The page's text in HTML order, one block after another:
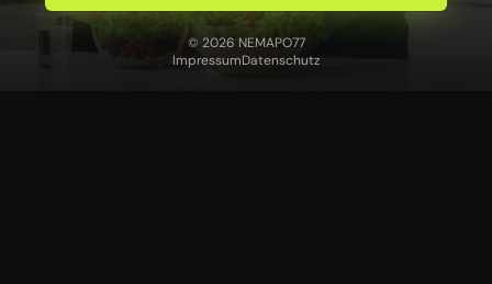
© 2026 NEMAPO77
ImpressumDatenschutz